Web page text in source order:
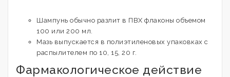
Шампунь обычно разлит в ПВХ флаконы объемом
100 или 200 мл.
Мазь выпускается в полиэтиленовых упаковках с
распылителем по 10, 15, 20 г.
Фармакологическое действие